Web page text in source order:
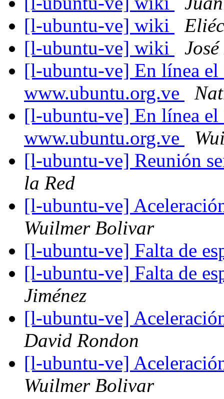
[l-ubuntu-ve] wiki
[l-ubuntu-ve] wiki
[l-ubuntu-ve] En línea el
www.ubuntu.org.ve
[l-ubuntu-ve] En línea el
www.ubuntu.org.ve
[l-ubuntu-ve] Reunión
la Red
[l-ubuntu-ve]
Wuilmer Bolivar
[l-ubuntu-ve] Falta de
[l-ubuntu-ve] Falta de
Jiménez
[l-ubuntu-ve]
David Rondon
[l-ubuntu-ve]
Wuilmer Bolivar